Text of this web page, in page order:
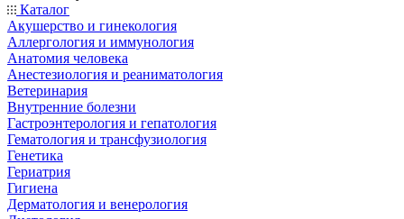
Каталог
Акушерство и гинекология
Аллергология и иммунология
Анатомия человека
Анестезиология и реаниматология
Ветеринария
Внутренние болезни
Гастроэнтерология и гепатология
Гематология и трансфузиология
Генетика
Гериатрия
Гигиена
Дерматология и венерология